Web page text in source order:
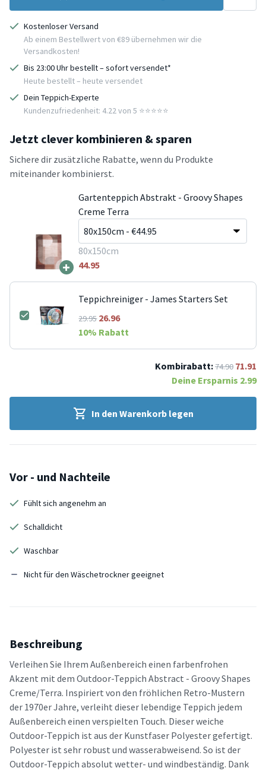
Kostenloser Versand
Ab einem Bestellwert von €89 übernehmen wir die
Versandkosten!
Bis 23:00 Uhr bestellt – sofort versendet*
Heute bestellt – heute versendet
Dein Teppich-Experte
Kundenzufriedenheit: 4.22 von 5 ⭐️⭐️⭐️⭐️⭐️
Jetzt clever kombinieren & sparen
Sichere dir zusätzliche Rabatte, wenn du Produkte
miteinander kombinierst.
+
Gartenteppich Abstrakt - Groovy Shapes
Creme Terra
80x150cm
44.95
Teppichreiniger - James Starters Set
29.9526.96
10% Rabatt
Kombirabatt:74.90 71.91
Deine Ersparnis 2.99
In den Warenkorb legen
Vor - und Nachteile
Fühlt sich angenehm an
Schalldicht
Waschbar
Nicht für den Wäschetrockner geeignet
Beschreibung
Verleihen Sie Ihrem Außenbereich einen farbenfrohen
Akzent mit dem Outdoor-Teppich Abstract - Groovy Shapes
Creme/Terra. Inspiriert von den fröhlichen Retro-Mustern
der 1970er Jahre, verleiht dieser lebendige Teppich jedem
Außenbereich einen verspielten Touch. Dieser weiche
Outdoor-Teppich ist aus der Kunstfaser Polyester gefertigt.
Polyester ist sehr robust und wasserabweisend. So ist der
Outdoor-Teppich absolut wetter- und windbeständig. Dank